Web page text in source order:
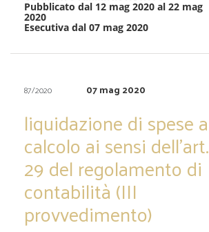
Pubblicato dal 12 mag 2020 al 22 mag
2020
Esecutiva dal 07 mag 2020
87/2020 07 mag 2020
liquidazione di spese a
calcolo ai sensi dell’art.
29 del regolamento di
contabilità (III
provvedimento)